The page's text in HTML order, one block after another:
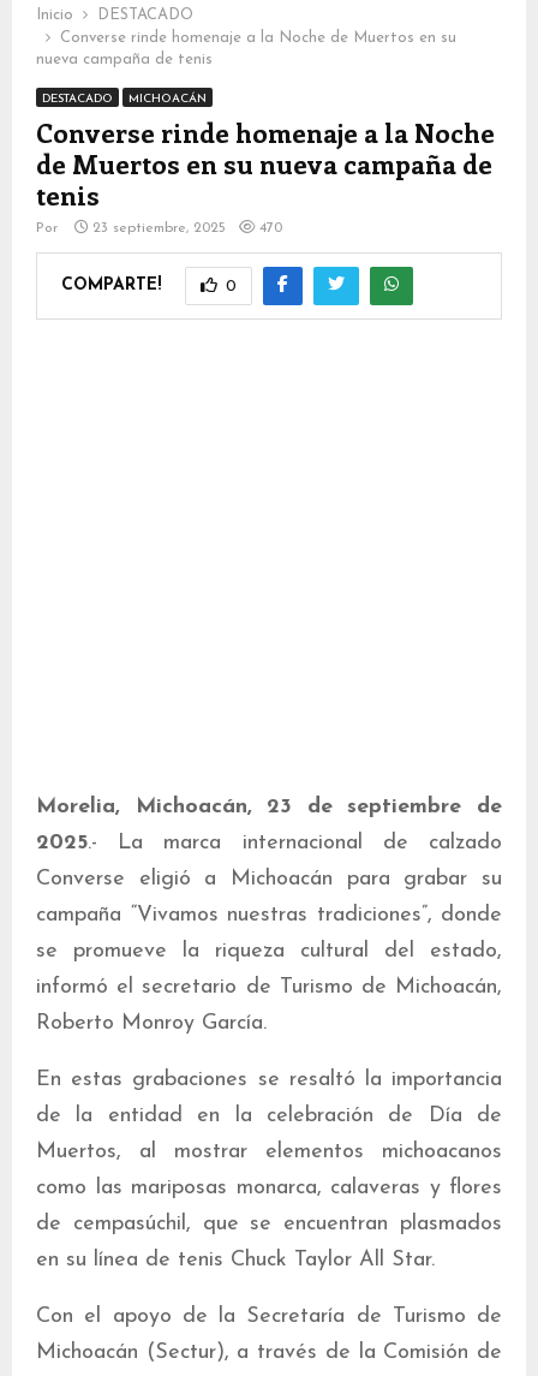
Inicio
DESTACADO
Converse rinde homenaje a la Noche de Muertos en su
nueva campaña de tenis
DESTACADO MICHOACÁN
Converse rinde homenaje a la Noche
de Muertos en su nueva campaña de
tenis
Por 23 septiembre, 2025 470
COMPARTE! 0
Morelia, Michoacán, 23 de septiembre de
2025.- La marca internacional de calzado
Converse eligió a Michoacán para grabar su
campaña “Vivamos nuestras tradiciones”, donde
se promueve la riqueza cultural del estado,
informó el secretario de Turismo de Michoacán,
Roberto Monroy García.
En estas grabaciones se resaltó la importancia
de la entidad en la celebración de Día de
Muertos, al mostrar elementos michoacanos
como las mariposas monarca, calaveras y flores
de cempasúchil, que se encuentran plasmados
en su línea de tenis Chuck Taylor All Star.
Con el apoyo de la Secretaría de Turismo de
Michoacán (Sectur), a través de la Comisión de